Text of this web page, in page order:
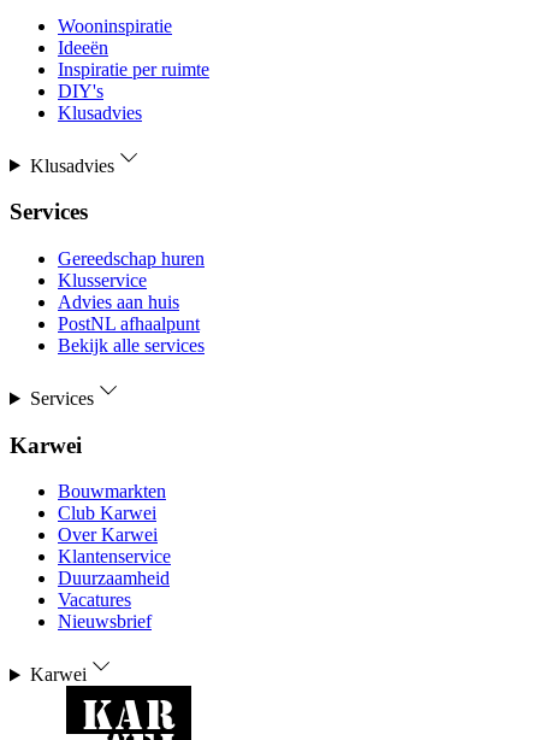
Wooninspiratie
Ideeën
Inspiratie per ruimte
DIY's
Klusadvies
Klusadvies
Services
Gereedschap huren
Klusservice
Advies aan huis
PostNL afhaalpunt
Bekijk alle services
Services
Karwei
Bouwmarkten
Club Karwei
Over Karwei
Klantenservice
Duurzaamheid
Vacatures
Nieuwsbrief
Karwei